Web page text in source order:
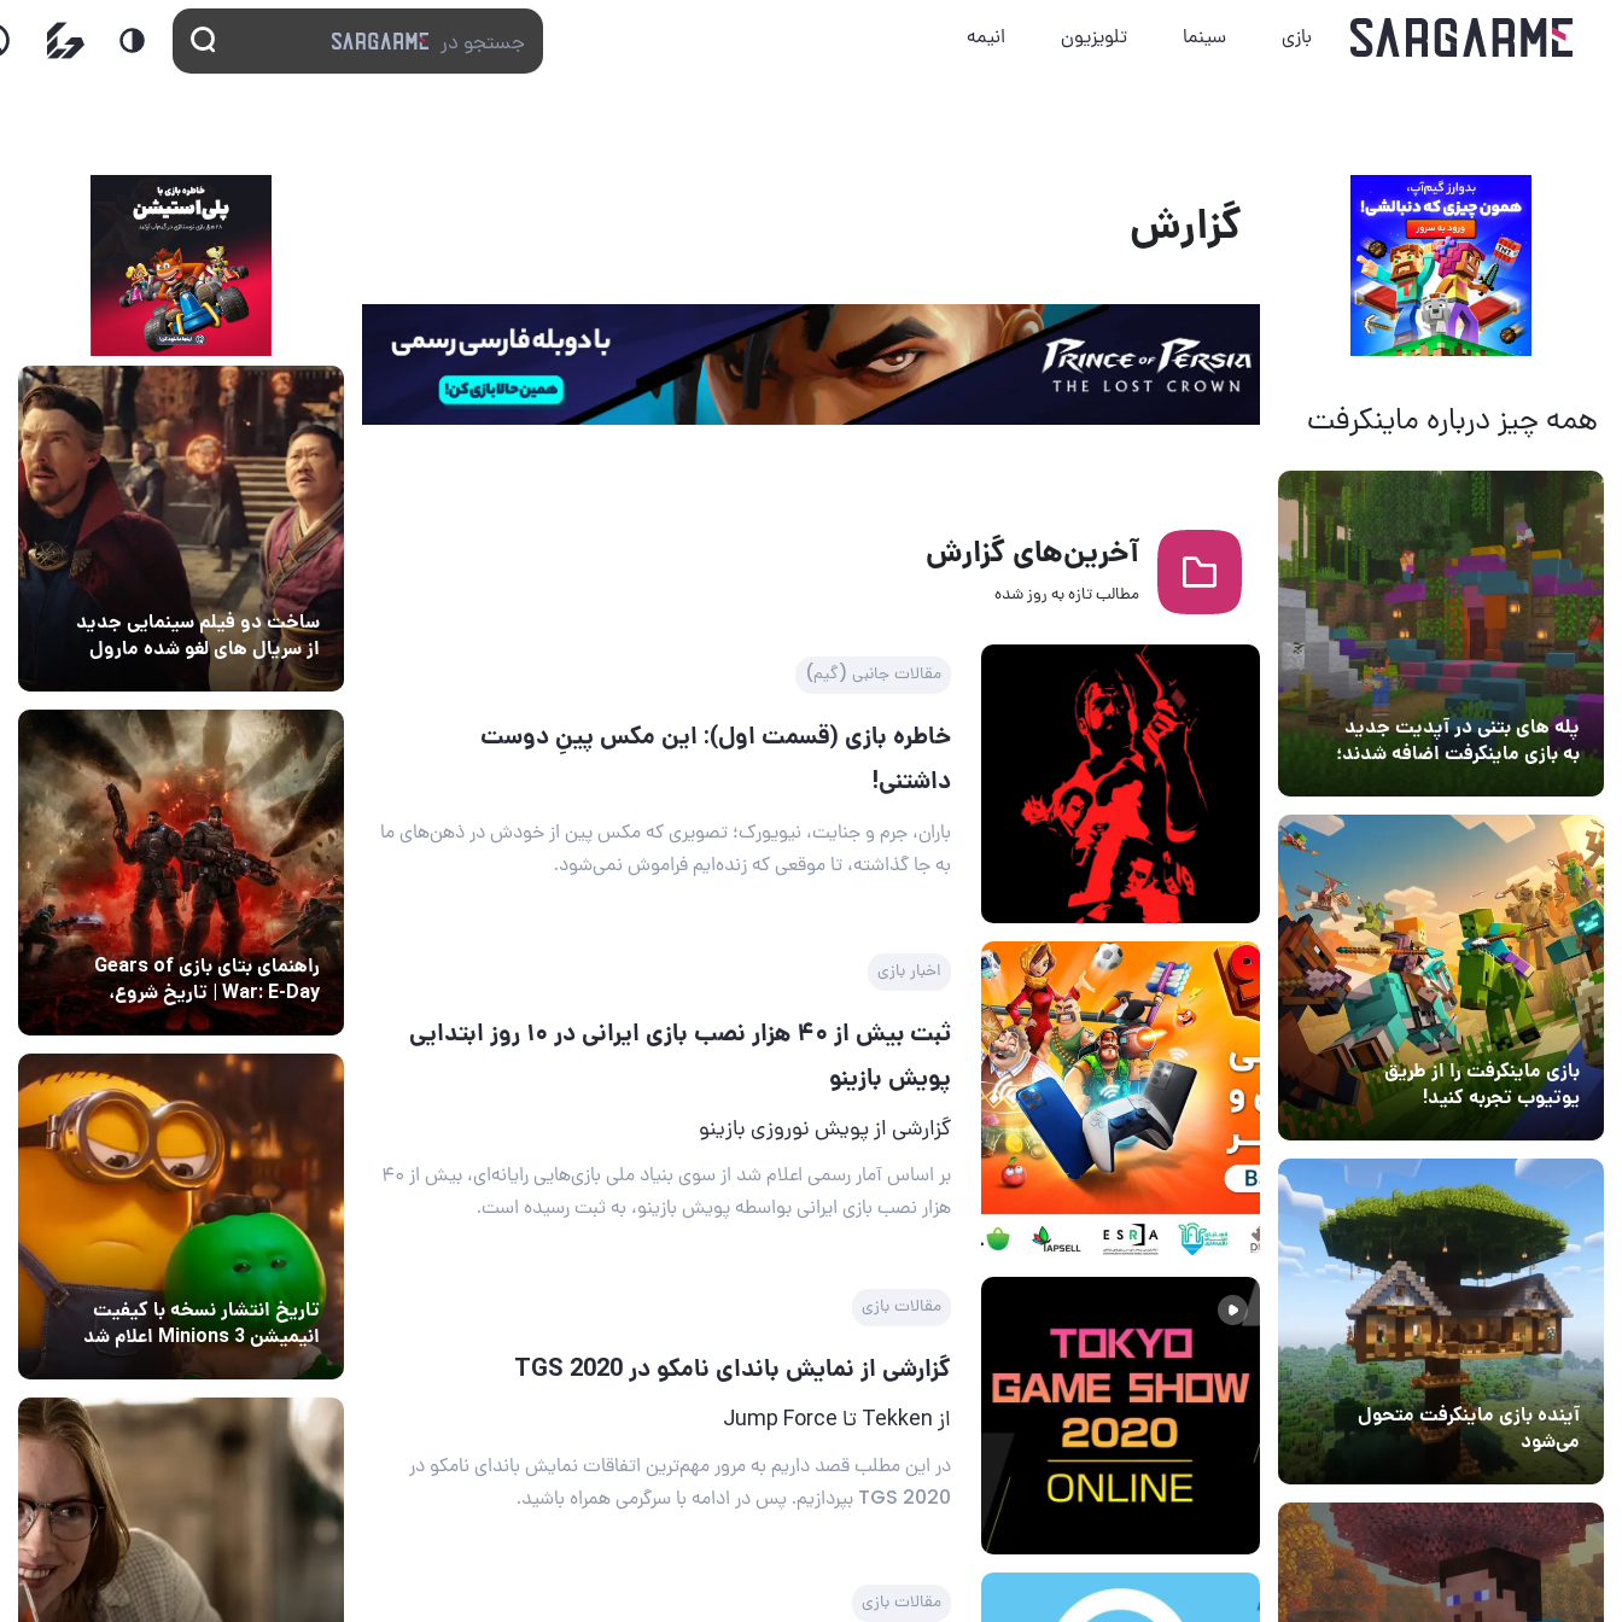
بازی سینما تلویزیون انیمه
همه چیز درباره ماینکرفت
پله های بتنی در آپدیت جدید
به بازی ماینکرفت اضافه شدند؛
بازی ماینکرفت را از طریق
یوتیوب تجربه کنید!
41
آینده بازی ماینکرفت متحول
می‌شود
گزارش
آخرین‌های گزارش
مطالب تازه به روز‌ شده
2 14 خرداد 1404
مقالات جانبی (گیم)
خاطره بازی (قسمت اول): این مکس پینِ دوست‌
داشتنی!
باران، جرم و جنایت، نیویورک؛ تصویری که مکس پین از خودش در ذهن‌های ما
به جا گذاشته، تا موقعی که زنده‌ایم فراموش نمی‌شود.
اخبار بازی
ثبت بیش از ۴۰ هزار نصب بازی ایرانی در ۱۰ روز ابتدایی
پویش بازینو
گزارشی از پویش نوروزی بازینو
بر اساس آمار رسمی اعلام شد از سوی بنیاد ملی بازی‌هایی رایانه‌ای، بیش از ۴۰
هزار نصب بازی ایرانی بواسطه پویش بازینو، به ثبت رسیده است.
08 مهر 1399
مقالات بازی
گزارشی از نمایش باندای نامکو در TGS 2020
از Tekken تا Jump Force
در این مطلب قصد داریم به مرور مهم‌ترین اتفاقات نمایش باندای نامکو در
TGS 2020 بپردازیم. پس در ادامه با سرگرمی همراه باشید.
مقالات بازی
ساخت دو فیلم سینمایی جدید
از سریال های لغو شده مارول
۰
راهنمای بتای بازی Gears of
War: E-Day | تاریخ‌ شروع،
محتواها و نحوه دسترسی
تاریخ انتشار نسخه با کیفیت
انیمیشن Minions 3 اعلام شد